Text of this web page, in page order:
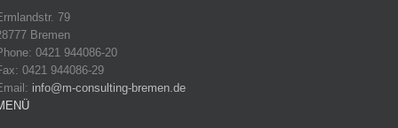
79
Bremen
0421 944086-20
0421 944086-29
info@m-consulting-bremen.de